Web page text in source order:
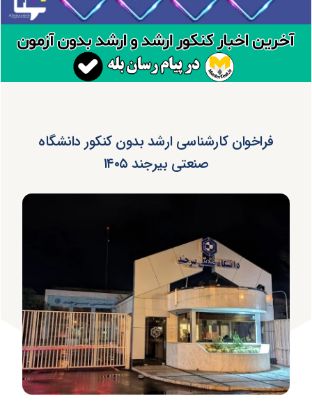
فراخوان کارشناسی ارشد بدون کنکور دانشگاه
صنعتی بیرجند ۱۴۰۵